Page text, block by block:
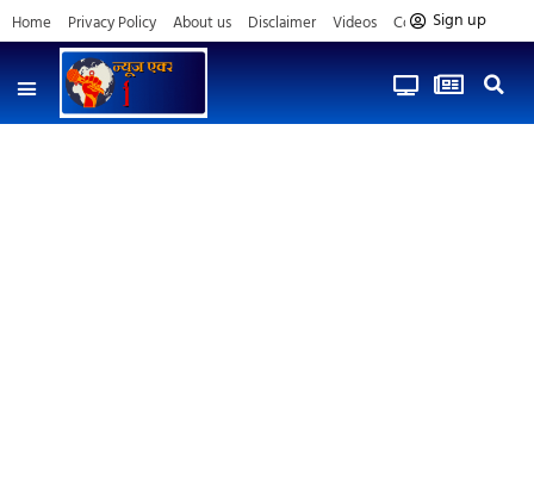
Home Privacy Policy About us Disclaimer Videos Contact us
Sign up